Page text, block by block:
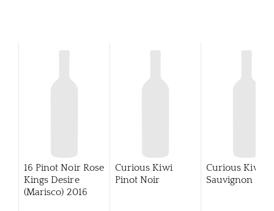
16 Pinot Noir Rose
Kings Desire
(Marisco) 2016
Curious Kiwi
Pinot Noir
Curious Kiwi
Sauvignon